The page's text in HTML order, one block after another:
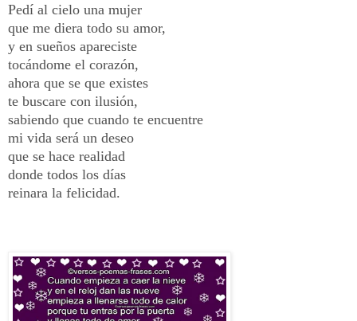
Pedí al cielo una mujer
que me diera todo su amor,
y en sueños apareciste
tocándome el corazón,
ahora que se que existes
te buscare con ilusión,
sabiendo que cuando te encuentre
mi vida será un deseo
que se hace realidad
donde todos los días
reinara la felicidad.